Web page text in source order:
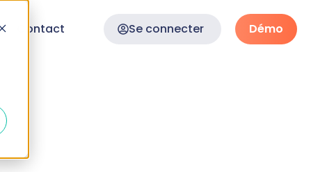
Contact Se connecter Démo